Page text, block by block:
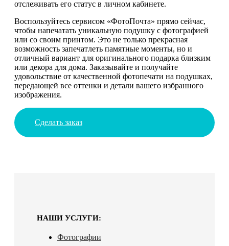
отслеживать его статус в личном кабинете.
Воспользуйтесь сервисом «ФотоПочта» прямо сейчас,
чтобы напечатать уникальную подушку с фотографией
или со своим принтом. Это не только прекрасная
возможность запечатлеть памятные моменты, но и
отличный вариант для оригинального подарка близким
или декора для дома. Заказывайте и получайте
удовольствие от качественной фотопечати на подушках,
передающей все оттенки и детали вашего избранного
изображения.
Сделать заказ
НАШИ УСЛУГИ:
Фотографии